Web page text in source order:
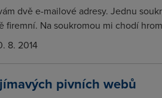
dvě e-mailové adresy. Jednu
firemní. Na soukromou mi chodí
8. 2014
pivních webů